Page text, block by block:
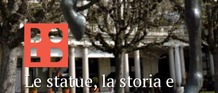
Le statue, la storia e